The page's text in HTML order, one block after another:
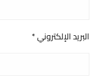
البريد الإلكتروني*